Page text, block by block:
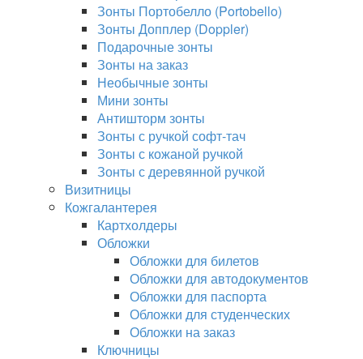
Зонты Портобелло (Portobello)
Зонты Допплер (Doppler)
Подарочные зонты
Зонты на заказ
Необычные зонты
Мини зонты
Антишторм зонты
Зонты с ручкой софт-тач
Зонты с кожаной ручкой
Зонты с деревянной ручкой
Визитницы
Кожгалантерея
Картхолдеры
Обложки
Обложки для билетов
Обложки для автодокументов
Обложки для паспорта
Обложки для студенческих
Обложки на заказ
Ключницы